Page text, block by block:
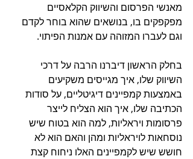
מאנשי הפרסום והשיווק הקלאסיים
מפקפקים בו, בנושאים שהוא בוחר לקדם
וגם לעברו המזוהה עם אמנות הפיתוי.
בחלק הראשון דיברנו הרבה על דרכי
השיווק שלו, איך מגייסים משקיעים
באמצעות קמפיינים דיגיטליים, על סודות
הכתיבה שלו, איך הוא הצליח לייצר
פרסומות ויראליות, למה הוא בטוח שיש
נוסחאות לויראליות ומהן והאם הוא לא
חושש שיש לקמפיינים האלו ניחוח קצת